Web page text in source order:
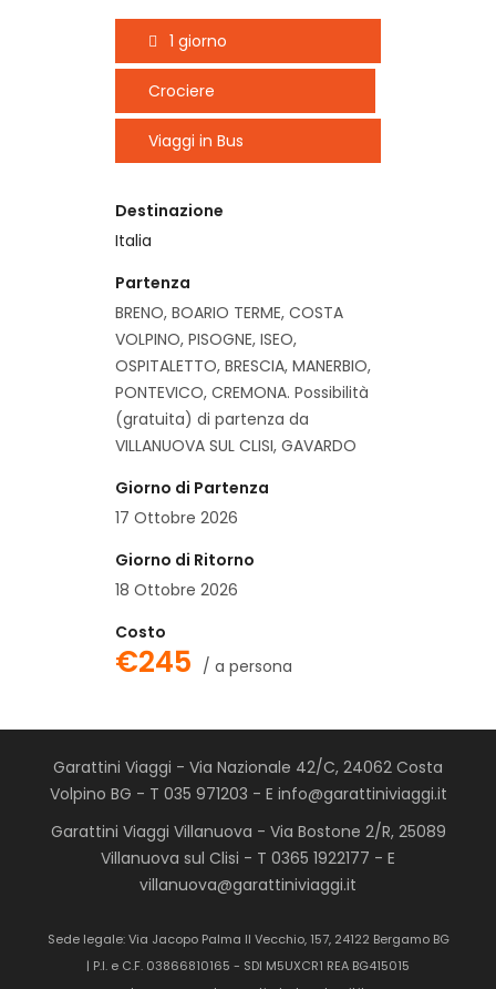
1 giorno
Crociere
Viaggi in Bus
Destinazione
Italia
Partenza
BRENO, BOARIO TERME, COSTA
VOLPINO, PISOGNE, ISEO,
OSPITALETTO, BRESCIA, MANERBIO,
PONTEVICO, CREMONA. Possibilità
(gratuita) di partenza da
VILLANUOVA SUL CLISI, GAVARDO
Giorno di Partenza
17 Ottobre 2026
Giorno di Ritorno
18 Ottobre 2026
Costo
€245 / a persona
Garattini Viaggi - Via Nazionale 42/C, 24062 Costa
Volpino BG - T 035 971203 - E info@garattiniviaggi.it
Garattini Viaggi Villanuova - Via Bostone 2/R, 25089
Villanuova sul Clisi - T 0365 1922177 - E
villanuova@garattiniviaggi.it
Sede legale: Via Jacopo Palma Il Vecchio, 157, 24122 Bergamo BG
| P.I. e C.F. 03866810165 - SDI M5UXCR1 REA BG415015